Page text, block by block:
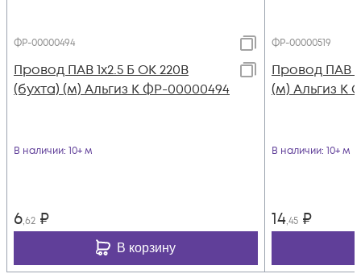
ФР-00000494
Провод ПАВ 1х2.5 Б ОК 220В
(бухта) (м) Альгиз К ФР-00000494
В наличии: 10+ м
6,62 ₽
В корзину
ФР-00000519
Провод ПАВ
(м) Альгиз К
В наличии: 10+ м
14,45 ₽